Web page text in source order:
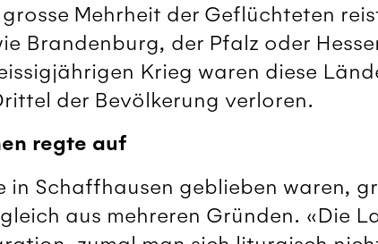
Mehrheit der Geflüchteten
Brandenburg, der Pfalz oder
Krieg waren diese
der Bevölkerung verloren.
regte auf
in Schaffhausen geblieben waren,
aus mehreren Gründen. «Die